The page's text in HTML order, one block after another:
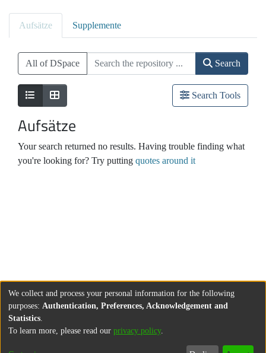
Aufsätze Supplemente
All of DSpace Search
Search Tools
Aufsätze
Your search returned no results. Having trouble finding what
you're looking for? Try putting quotes around it
We collect and process your personal information for the following
purposes: Authentication, Preferences, Acknowledgement and
Statistics
To learn more, please read our privacy policy.